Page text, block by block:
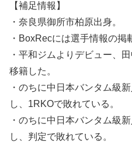
【補足情報】
・奈良県御所市柏原出身。
・BoxRecには選手情報の
・平和ジムよりデビュー、
移籍した。
・のちに中日本バンタム級
し、1RKOで敗れている。
・のちに中日本バンタム級
し、判定で敗れている。